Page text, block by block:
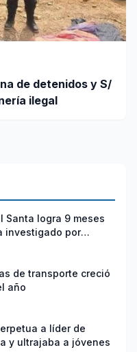
de detenidos y S/
ilegal
Santa logra 9 meses
investigado por
feminicidio
de transporte creció
año
a líder de
y ultrajaba a jóvenes